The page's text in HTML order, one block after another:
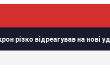
на нові удари РФ по